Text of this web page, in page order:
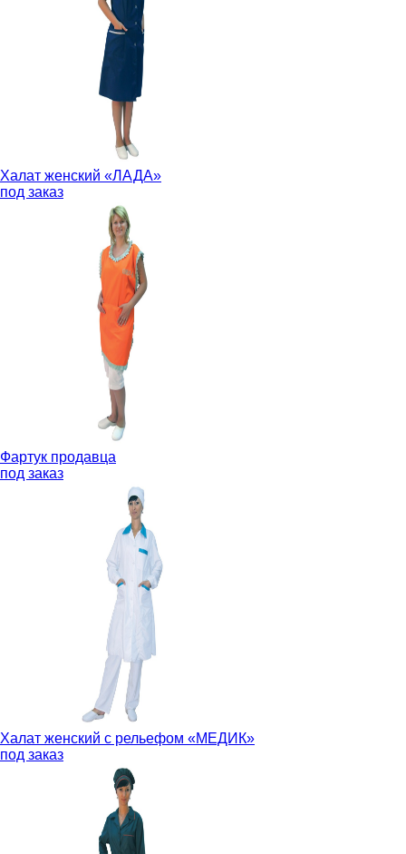
Халат женский «ЛАДА»
под заказ
Фартук продавца
под заказ
Халат женский с рельефом «МЕДИК»
под заказ